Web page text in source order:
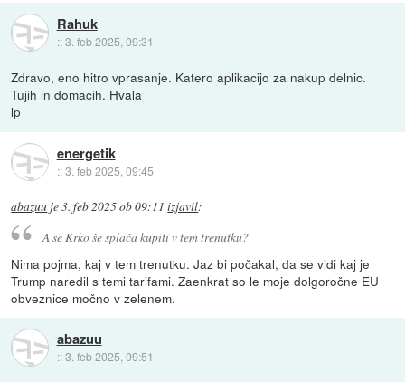
Rahuk
::3. feb 2025, 09:31
Zdravo, eno hitro vprasanje. Katero aplikacijo za nakup delnic.
Tujih in domacih. Hvala
lp
energetik
::3. feb 2025, 09:45
abazuu je3. feb 2025 ob 09:11 izjavil:
A se Krko še splača kupiti v tem trenutku?
Nima pojma, kaj v tem trenutku. Jaz bi počakal, da se vidi kaj je
Trump naredil s temi tarifami. Zaenkrat so le moje dolgoročne EU
obveznice močno v zelenem.
abazuu
::3. feb 2025, 09:51